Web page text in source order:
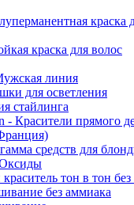
краска
краска для волос
линия
для осветления
стайлинга
- Красители прямого
средств для
тон в тон
без аммиака